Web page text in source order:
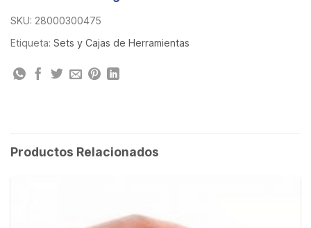
SKU: 28000300475
Etiqueta: Sets y Cajas de Herramientas
Productos Relacionados